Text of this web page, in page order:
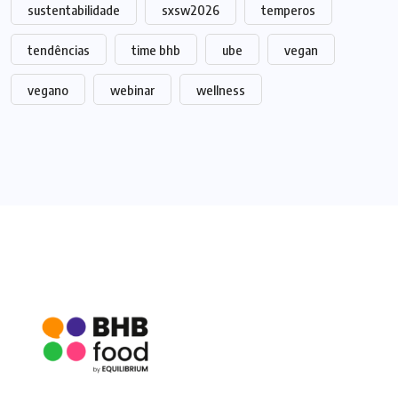
sustentabilidade sxsw2026 temperos
tendências time bhb ube vegan
vegano webinar wellness